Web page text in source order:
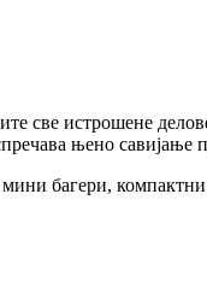
све истрошене
њено савијање
багери, компактни